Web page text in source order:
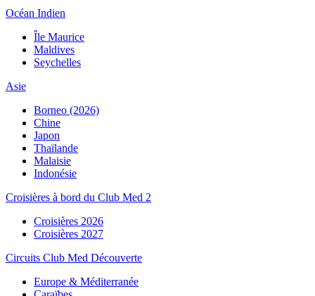
Océan Indien
Île Maurice
Maldives
Seychelles
Asie
Borneo (2026)
Chine
Japon
Thaïlande
Malaisie
Indonésie
Croisières à bord du Club Med 2
Croisières 2026
Croisières 2027
Circuits Club Med Découverte
Europe & Méditerranée